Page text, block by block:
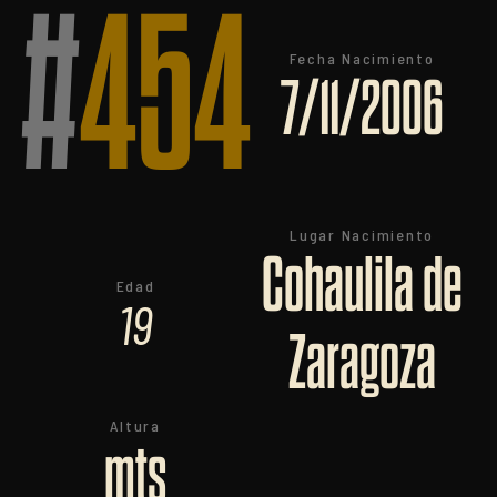
#454 Fecha Nacimiento
7/11/2006
Edad
19
Lugar Nacimiento
Cohaulila de
Zaragoza
Altura
mts